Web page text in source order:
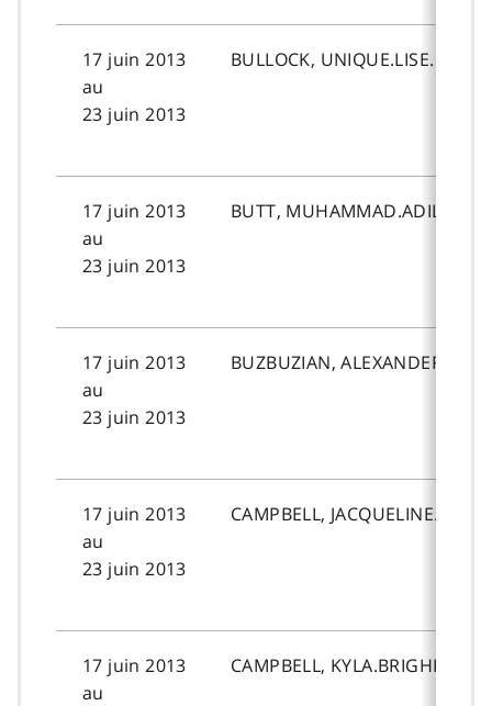
17 juin 2013
au
23 juin 2013
BULLOCK, UNIQUE.LISE.
17 juin 2013
au
23 juin 2013
BUTT, MUHAMMAD.ADIL.
17 juin 2013
au
23 juin 2013
BUZBUZIAN,
17 juin 2013
au
23 juin 2013
CAMPBELL, JACQUELINE.
17 juin 2013
au
CAMPBELL, KYLA.BRIGHID.